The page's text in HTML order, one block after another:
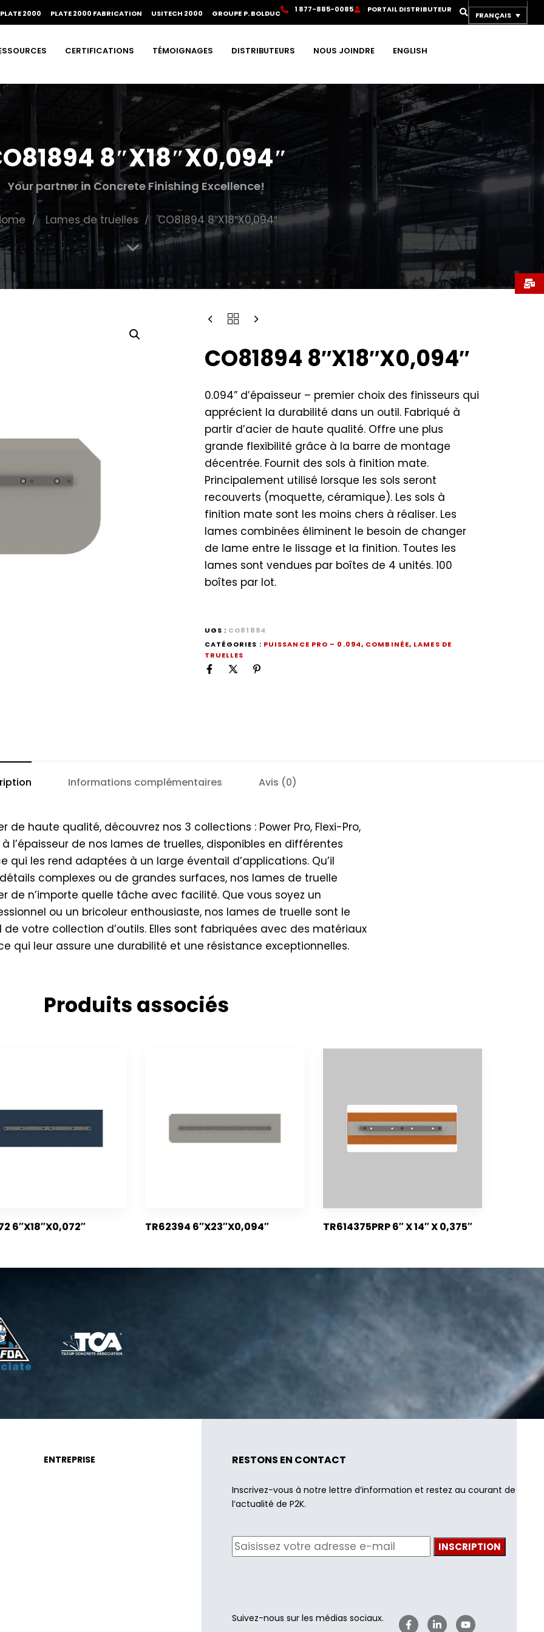
PLATE 2000 PLATE 2000 FABRICATION USITECH 2000 GROUPE P. BOLDUC 1 877-885-0085 PORTAILDISTRIBUTEUR
FRANÇAIS
CERTIFICATIONS TÉMOIGNAGES DISTRIBUTEURS NOUS JOINDRE ENGLISH
8″X18″X0,094″
Your partner in Concrete Finishing Excellence!
Lames de truelles CO81894 8″X18″X0,094″
CO81894 8″X18″X0,094″
0.094” d’épaisseur – premier choix des finisseurs qui
apprécient la durabilité dans un outil. Fabriqué à
partir d’acier de haute qualité. Offre une plus
grande flexibilité grâce à la barre de montage
décentrée. Fournit des sols à finition mate.
Principalement utilisé lorsque les sols seront
recouverts (moquette, céramique). Les sols à
finition mate sont les moins chers à réaliser. Les
lames combinées éliminent le besoin de changer
de lame entre le lissage et la finition. Toutes les
lames sont vendues par boîtes de 4 unités. 100
boîtes par lot.
UGS : CO81894
CATÉGORIES : PUISSANCE PRO – 0.094, COMBINÉE, LAMES DE
TRUELLES
Informations complémentaires Avis (0)
de haute qualité, découvrez nos 3 collections : Power Pro, Flexi-Pro,
l’épaisseur de nos lames de truelles, disponibles en différentes
qui les rend adaptées à un large éventail d’applications. Qu’il
complexes ou de grandes surfaces, nos lames de truelle
de n’importe quelle tâche avec facilité. Que vous soyez un
ou un bricoleur enthousiaste, nos lames de truelle sont le
votre collection d’outils. Elles sont fabriquées avec des matériaux
qui leur assure une durabilité et une résistance exceptionnelles.
Produits associés
6″X18″X0,072″ TR62394 6″X23″X0,094″ TR614375PRP 6″ X 14″ X 0,375″
ENTREPRISE RESTONS EN CONTACT
Inscrivez-vous à notre lettre d’information et restez au courant de
l’actualité de P2K.
Suivez-nous sur les médias sociaux.